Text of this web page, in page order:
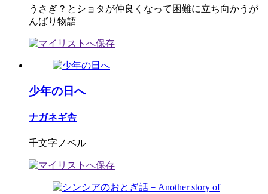
うさぎ？とショタが仲良くなって困難に立ち向かうが
んばり物語
少年の日へ
ナガネギ舎
千文字ノベル